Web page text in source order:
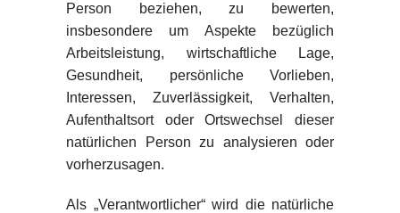
Person beziehen, zu bewerten,
insbesondere um Aspekte bezüglich
Arbeitsleistung, wirtschaftliche Lage,
Gesundheit, persönliche Vorlieben,
Interessen, Zuverlässigkeit, Verhalten,
Aufenthaltsort oder Ortswechsel dieser
natürlichen Person zu analysieren oder
vorherzusagen.
Als „Verantwortlicher“ wird die natürliche